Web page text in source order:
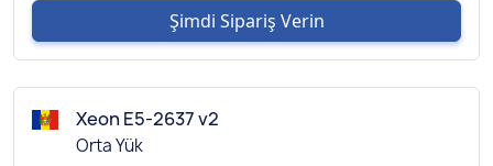
Şimdi Sipariş Verin
Xeon E5-2637 v2
Orta Yük